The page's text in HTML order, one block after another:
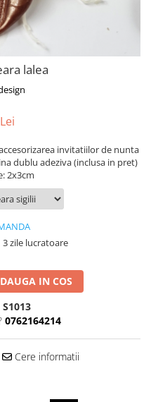
lalea
invitatiilor de nunta
dublu adeziva (inclusa in pret)
2x3cm
3 zile lucratoare
IN COS
S1013
0762164214
Cere informatii